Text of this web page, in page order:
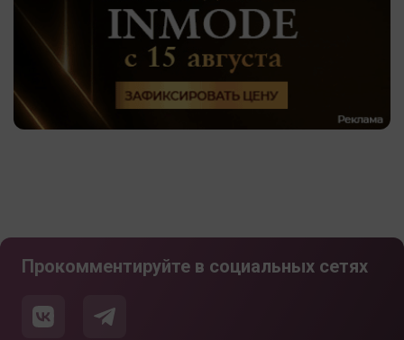
Прокомментируйте в социальных сетях